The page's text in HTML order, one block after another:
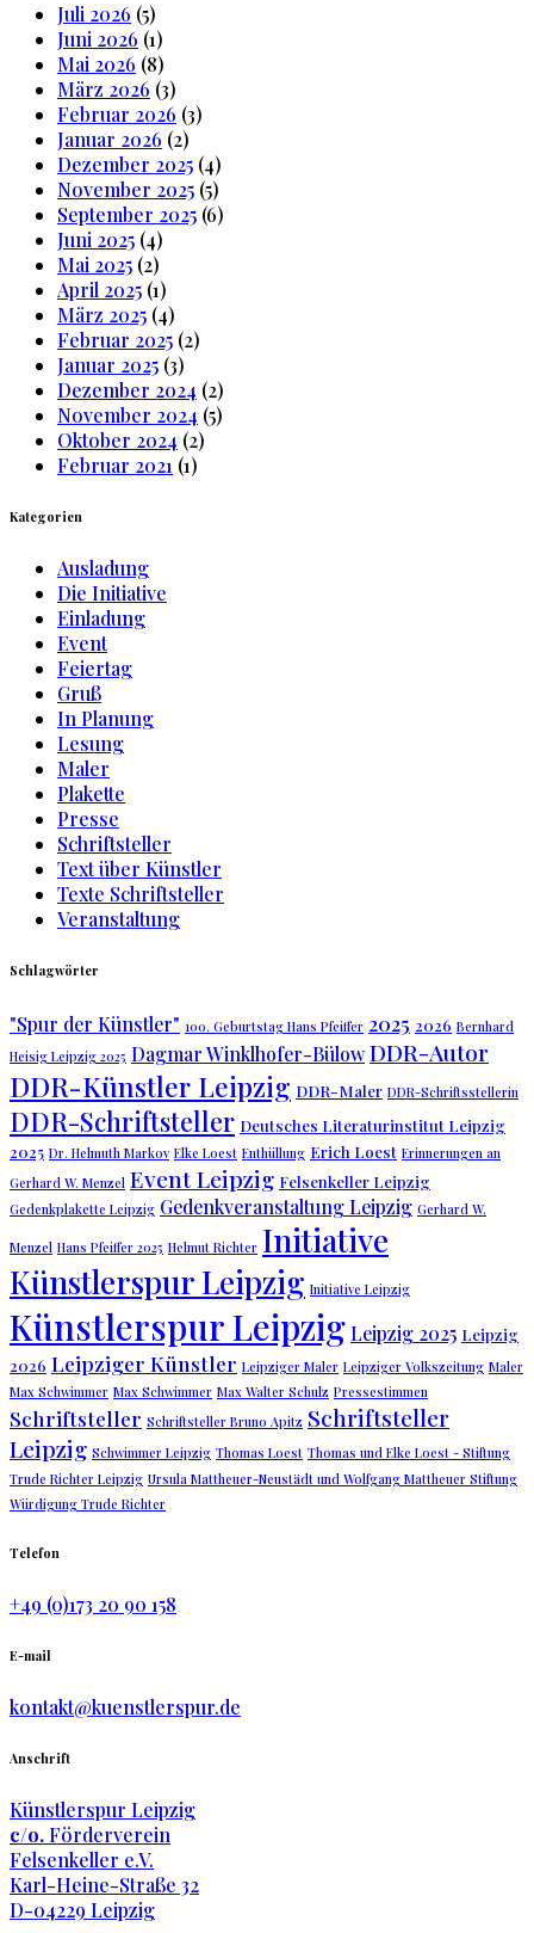
Juli 2026 (5)
Juni 2026 (1)
Mai 2026 (8)
März 2026 (3)
Februar 2026 (3)
Januar 2026 (2)
Dezember 2025 (4)
November 2025 (5)
September 2025 (6)
Juni 2025 (4)
Mai 2025 (2)
April 2025 (1)
März 2025 (4)
Februar 2025 (2)
Januar 2025 (3)
Dezember 2024 (2)
November 2024 (5)
Oktober 2024 (2)
Februar 2021 (1)
Kategorien
Ausladung
Die Initiative
Einladung
Event
Feiertag
Gruß
In Planung
Lesung
Maler
Plakette
Presse
Schriftsteller
Text über Künstler
Texte Schriftsteller
Veranstaltung
Schlagwörter
"Spur der Künstler" 100. Geburtstag Hans Pfeiffer 2025 2026 Bernhard
Heisig Leipzig 2025 Dagmar Winklhofer-BülowDDR-Autor
DDR-Künstler Leipzig DDR-Maler DDR-Schriftsstellerin
DDR-Schriftsteller Deutsches Literaturinstitut Leipzig
2025 Dr. Helmuth Markov Elke Loest Enthüllung Erich Loest Erinnerungen an
Gerhard W. Menzel Event Leipzig Felsenkeller Leipzig
Gedenkplakette Leipzig Gedenkveranstaltung Leipzig Gerhard W.
Menzel Hans Pfeiffer 2025 Helmut Richter Initiative
Künstlerspur Leipzig Initiative Leipzig
Künstlerspur Leipzig Leipzig 2025 Leipzig
2026 Leipziger Künstler Leipziger Maler Leipziger Volkszeitung Maler
Max Schwimmer Max Schwimmer Max Walter Schulz Pressestimmen
Schriftsteller Schriftsteller Bruno Apitz Schriftsteller
Leipzig Schwimmer Leipzig Thomas Loest Thomas und Elke Loest - Stiftung
Trude Richter Leipzig Ursula Mattheuer-Neustädt und Wolfgang Mattheuer Stiftung
Würdigung Trude Richter
Telefon
+49 (0)173 20 90 158
E-mail
kontakt@kuenstlerspur.de
Anschrift
Künstlerspur Leipzig
c/o.Förderverein
Felsenkeller e.V.
Karl-Heine-Straße 32
D-04229 Leipzig